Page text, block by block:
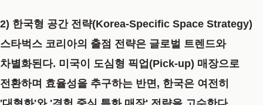
2) 한국형 공간 전략(Korea-Specific Space Strategy)
스타벅스 코리아의 출점 전략은 글로벌 트렌드와
차별화된다. 미국이 도심형 픽업(Pick-up) 매장으로
전환하며 효율성을 추구하는 반면, 한국은 여전히